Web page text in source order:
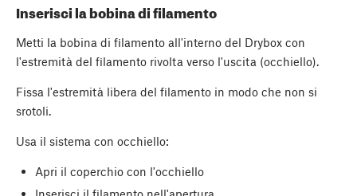
Inserisci la bobina di filamento
Metti la bobina di filamento all'interno del Drybox con
l'estremità del filamento rivolta verso l'uscita (occhiello).
Fissa l'estremità libera del filamento in modo che non si
srotoli.
Usa il sistema con occhiello:
Apri il coperchio con l'occhiello